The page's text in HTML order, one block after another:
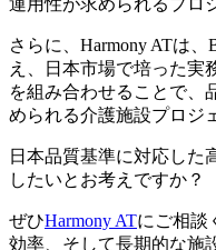
運用性が求められるプロ
さらに、Harmony ATは
え、日本市場で培った実
を組み合わせることで、
められる介護施設プロジ
日本品質基準に対応した
したいとお考えですか？
ぜひHarmony ATにご相談
効率、そして長期的な施